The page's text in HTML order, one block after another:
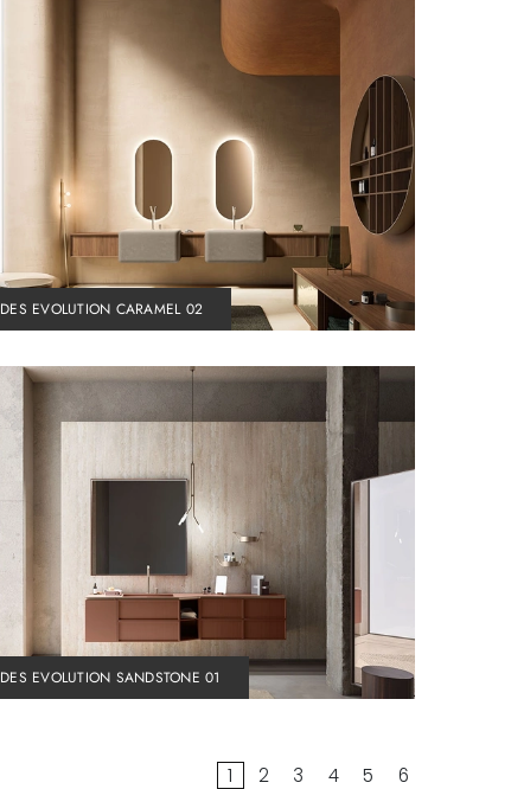
DES EVOLUTION CARAMEL 02
DES EVOLUTION SANDSTONE 01
1 2 3 4 5 6